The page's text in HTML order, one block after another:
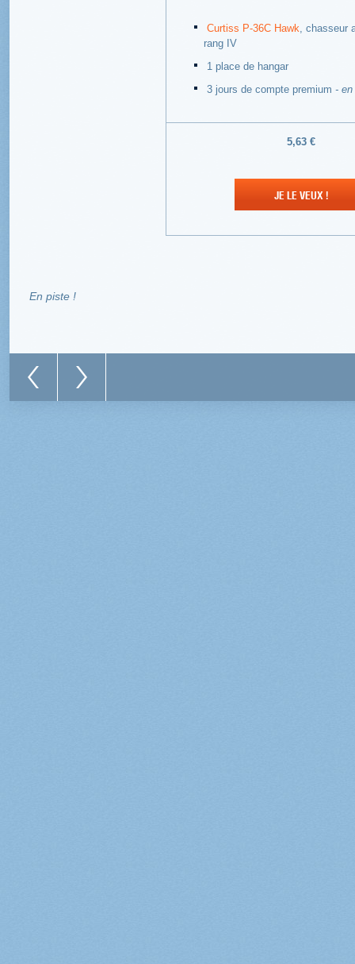
Curtiss P-36C Hawk , chasseur
rang IV
1 place de hangar
3 jours de compte premium - en
5,63 €
JE LE VEUX !
En piste !